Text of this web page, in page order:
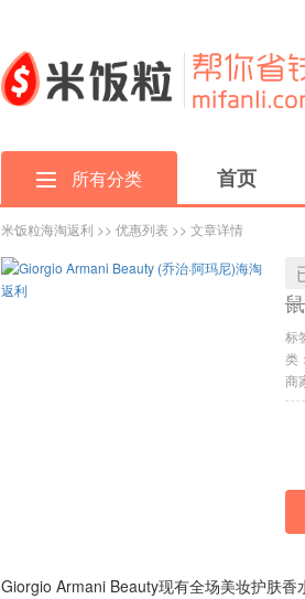
所有分类 首页
米饭粒海淘返利 >> 优惠列表 >> 文章详情
标
类
商
Giorgio Armani Beauty现有全场美妆护肤香